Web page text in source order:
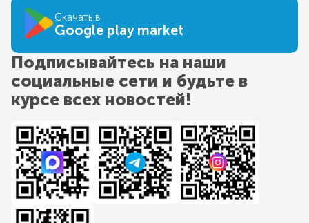
Скачать в
Google play market
Подписывайтесь на наши
социальные сети и будьте в
курсе всех новостей!